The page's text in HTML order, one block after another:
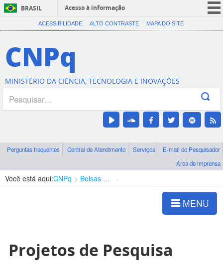
BRASIL
Acesso à informação
CORONAVÍRUS (COVID-19)
Canais
ACESSIBILIDADE ALTO CONTRASTE MAPA DO SITE
CNPq
MINISTÉRIO DA CIÊNCIA, TECNOLOGIA E INOVAÇÕES
Perguntas frequentes Central de Atendimento Serviços
E-mail do Pesquisador
Área de imprensa
Você está aqui:CNPq Bolsas e Auxílios Vigentes
MENU
Projetos de Pesquisa